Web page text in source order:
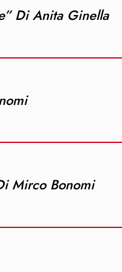
Di Anita Ginella
Mirco Bonomi